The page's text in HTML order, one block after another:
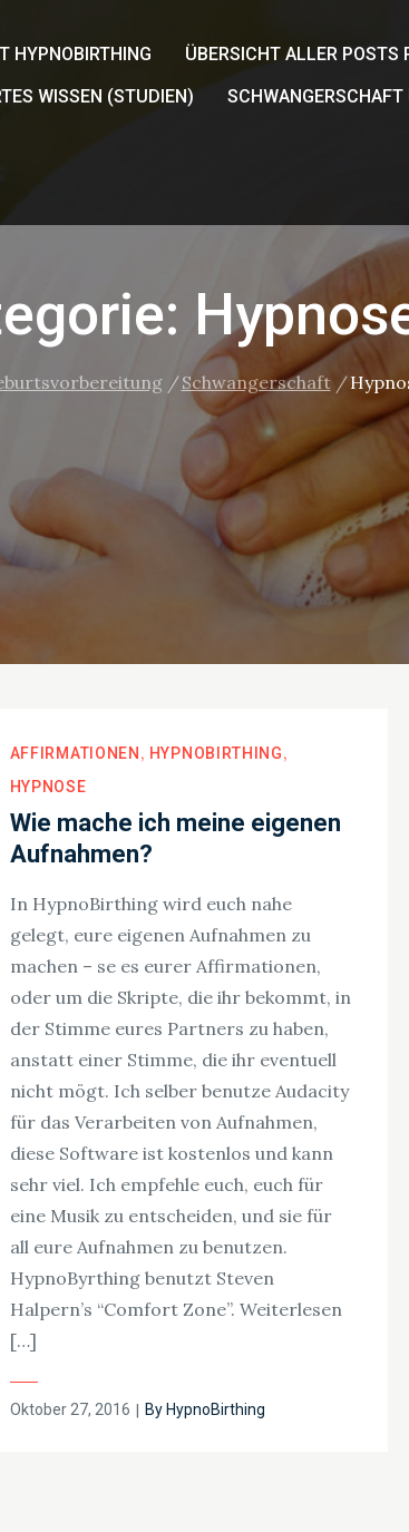
HYPNOBIRTHING
ÜBERSICHT ALLER POSTS
WISSEN (STUDIEN)
SCHWANGERSCHAFT
Schwangerschaft
AFFIRMATIONEN
HYPNOBIRTHING
HYPNOSE
Wie mache ich meine eigenen
Aufnahmen?
In HypnoBirthing wird euch nahe
gelegt, eure eigenen Aufnahmen zu
machen – se es eurer Affirmationen,
oder um die Skripte, die ihr bekommt, in
der Stimme eures Partners zu haben,
anstatt einer Stimme, die ihr eventuell
nicht mögt. Ich selber benutze Audacity
für das Verarbeiten von Aufnahmen,
diese Software ist kostenlos und kann
sehr viel. Ich empfehle euch, euch für
eine Musik zu entscheiden, und sie für
all eure Aufnahmen zu benutzen.
HypnoByrthing benutzt Steven
Halpern’s “Comfort Zone”. Weiterlesen
[…]
Posted
Oktober 27, 2016 By HypnoBirthing